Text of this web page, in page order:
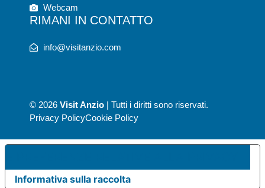
Webcam
RIMANI IN CONTATTO
info@visitanzio.com
© 2026 Visit Anzio | Tutti i diritti sono riservati.
Privacy PolicyCookie Policy
Informativa sulla raccolta